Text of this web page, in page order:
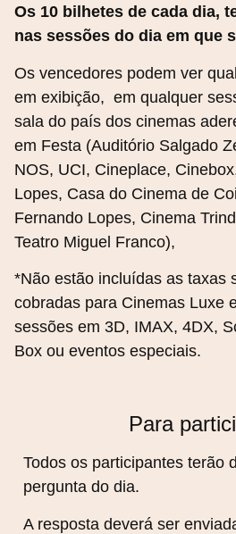
Os 10 bilhetes de cada dia,
nas sessões do dia em que
Os vencedores podem ver
em exibição, em qualquer
sala do país dos cinemas
em Festa (Auditório Salgado
NOS, UCI, Cineplace,
Lopes, Casa do Cinema de
Fernando Lopes, Cinema
Teatro Miguel Franco),
*Não estão incluídas as taxas
cobradas para Cinemas Luxe
sessões em 3D, IMAX, 4DX,
Box ou eventos especiais.
Para
Todos os participantes terão
pergunta do dia.
A resposta deverá ser